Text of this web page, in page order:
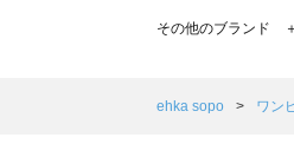
TSUHARU by
Samansa Mos2
その他のブランド
ehka sopo ワン